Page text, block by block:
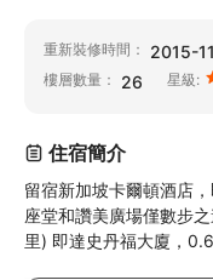
重新裝修時間： 2015-
樓層數量： 26 星級:
住宿簡介
留宿新加坡卡爾頓酒店
座堂和讚美廣場僅數步
里) 即達史丹福大廈，